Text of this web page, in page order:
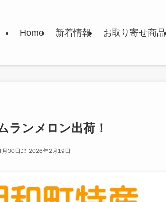
Home 新着情報 お取り寄せ商品
ランメロン出荷！
30日 2026年2月19日